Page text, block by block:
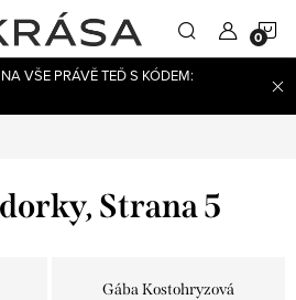
VŠE PRÁVĚ TEĎ S KÓDEM:
, Strana 5
Gába Kostohryzová